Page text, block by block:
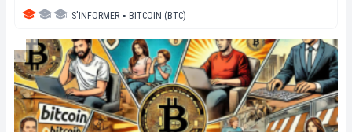
S'INFORMER ▪ BITCOIN (BTC)